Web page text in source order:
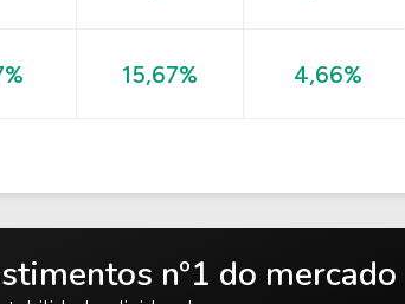
15,67% 4,66%
nº1 do mercado